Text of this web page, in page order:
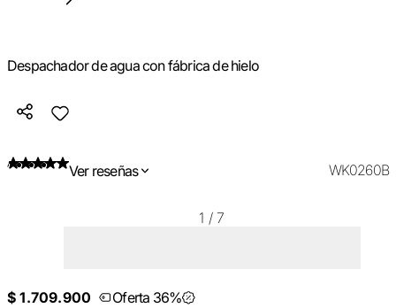
Despachador de agua con fábrica de hielo
Ver reseñas WK0260B
1 / 7
$ 1.709.900
Oferta 36%